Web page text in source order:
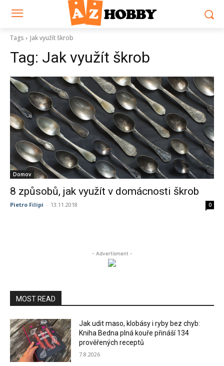
Tags Jak využít škrob
Tag: Jak využít škrob
Domov
8 způsobů, jak využít v domácnosti škrob
Pietro Filipi - 13.11.2018 0
- Advertisment -
MOST READ
Jak udit maso, klobásy i ryby bez chyb:
Kniha Bedna plná kouře přináší 134
prověřených receptů
7.8.2026